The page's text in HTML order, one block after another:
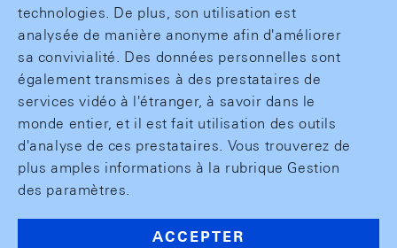
technologies. De plus, son utilisation est
analysée de manière anonyme afin d'améliorer
sa convivialité. Des données personnelles sont
également transmises à des prestataires de
services vidéo à l'étranger, à savoir dans le
monde entier, et il est fait utilisation des outils
d'analyse de ces prestataires. Vous trouverez de
plus amples informations à la rubrique Gestion
des paramètres.
ACCEPTER